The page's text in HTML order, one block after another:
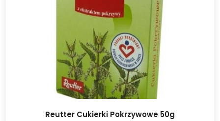
Reutter Cukierki Pokrzywowe 50g